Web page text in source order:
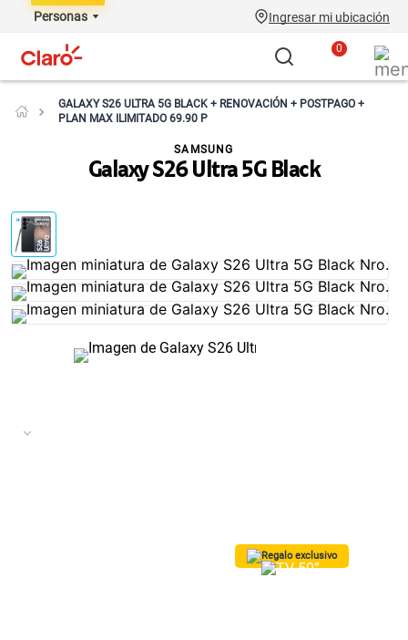
Personas Ingresar mi ubicación
0
GALAXY S26 ULTRA 5G BLACK + RENOVACIÓN + POSTPAGO +
PLAN MAX ILIMITADO 69.90 P
Galaxy S26 Ultra 5G Black
SAMSUNG
Regalo exclusivo